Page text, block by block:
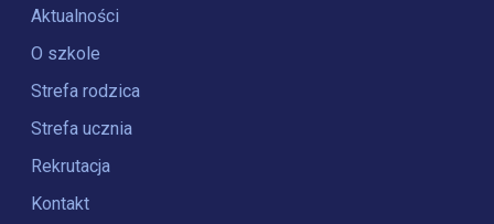
Aktualności
O szkole
Strefa rodzica
Strefa ucznia
Rekrutacja
Kontakt